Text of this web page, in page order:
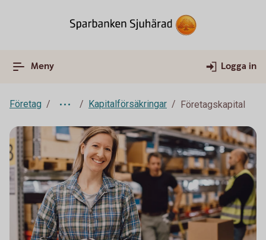
Meny Logga in
Företag Kapitalförsäkringar Företagskapital